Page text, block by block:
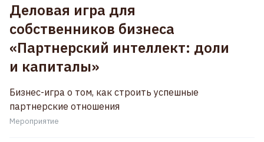
Деловая игра для
собственников бизнеса
«Партнерский интеллект: доли
и капиталы»
Бизнес-игра о том, как строить успешные
партнерские отношения
Мероприятие